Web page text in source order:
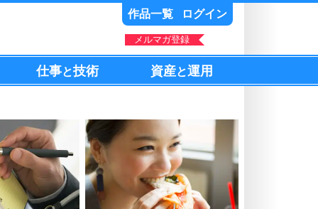
作品一覧 ログイン
メルマガ登録
仕事と技術 資産と運用